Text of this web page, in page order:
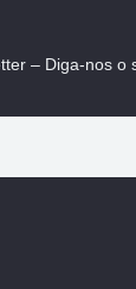
– Diga-nos o